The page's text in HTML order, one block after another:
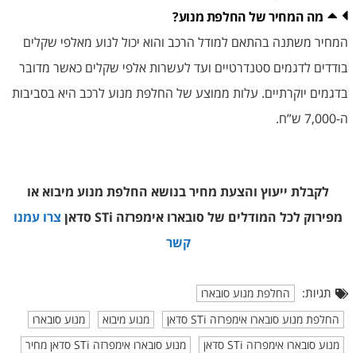
מה המחיר של החלפת מנוע?
המחיר משתנה בהתאם למודל הרכב והוא יכול לנוע מאלפי שקלים
בודדים לדגמים סטנדרטיים ועד לעשרות אלפי שקלים כאשר מדובר
בדגמים יוקרתיים. עלות ממוצע של החלפת מנוע לרכב היא בסביבות
ה-7,000 ש”ח.
לקבלת ייעוץ והצעת מחיר בנושא החלפת מנוע מיבוא או
מפירוק לכל המודלים של סובארו אימפרזה STi סדאן
צרו עמנו
קשר
תגיות:
החלפת מנוע סובארו
החלפת מנוע סובארו אימפרזה STi סדאן
מנוע מיבוא
מנוע סובארו
מנוע סובארו אימפרזה STi סדאן
מנוע סובארו אימפרזה STi סדאן מחיר